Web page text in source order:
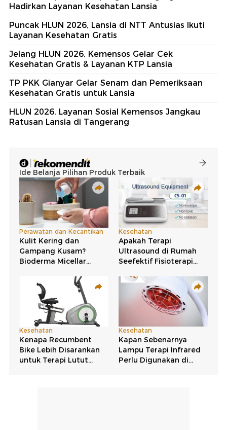
Hadirkan Layanan Kesehatan Lansia
Puncak HLUN 2026, Lansia di NTT Antusias Ikuti
Layanan Kesehatan Gratis
Jelang HLUN 2026, Kemensos Gelar Cek
Kesehatan Gratis & Layanan KTP Lansia
TP PKK Gianyar Gelar Senam dan Pemeriksaan
Kesehatan Gratis untuk Lansia
HLUN 2026, Layanan Sosial Kemensos Jangkau
Ratusan Lansia di Tangerang